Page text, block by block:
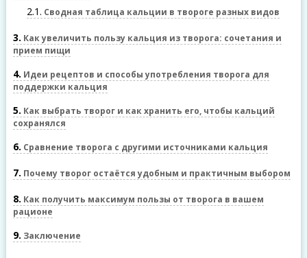
2.1 Сводная таблица кальции в твороге разных видов
3 Как увеличить пользу кальция из творога: сочетания и
прием пищи
4 Идеи рецептов и способы употребления творога для
поддержки кальция
5 Как выбрать творог и как хранить его, чтобы кальций
сохранялся
6 Сравнение творога с другими источниками кальция
7 Почему творог остаётся удобным и практичным выбором
8 Как получить максимум пользы от творога в вашем
рационе
9 Заключение